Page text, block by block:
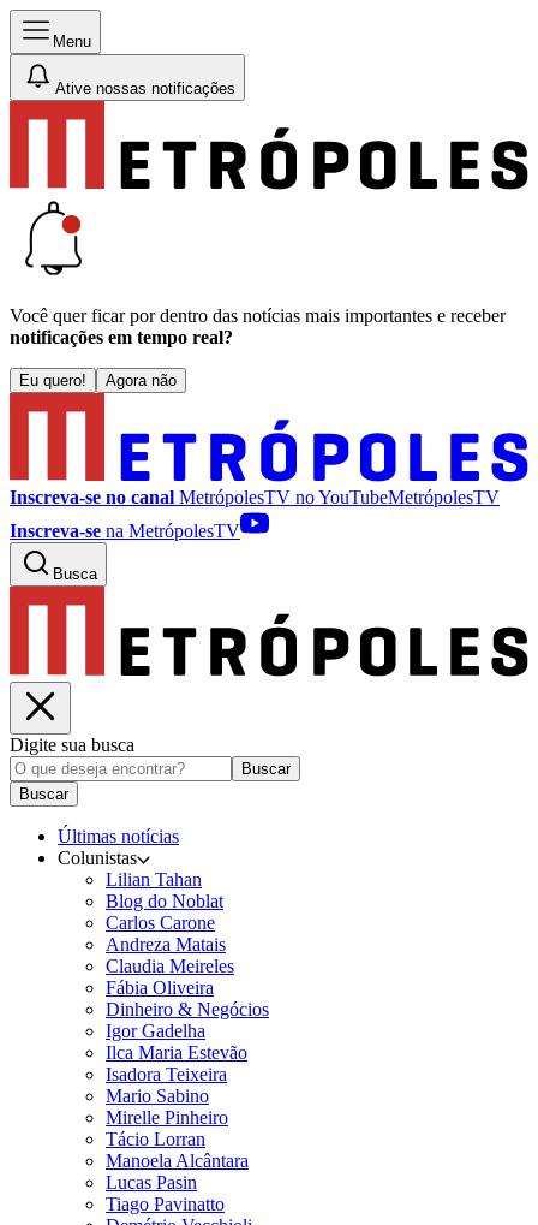
Menu
Ative nossas notificações
Você quer ficar por dentro das notícias mais importantes e receber
notificações em tempo real?
Eu quero! Agora não
Inscreva-se no canal MetrópolesTV noYouTubeMetrópolesTV
Inscreva-se na MetrópolesTV
Busca
Digite sua busca
Buscar
Buscar
Últimas notícias
Colunistas
Lilian Tahan
Blog do Noblat
Carlos Carone
Andreza Matais
Claudia Meireles
Fábia Oliveira
Dinheiro & Negócios
Igor Gadelha
Ilca Maria Estevão
Isadora Teixeira
Mario Sabino
Mirelle Pinheiro
Tácio Lorran
Manoela Alcântara
Lucas Pasin
Tiago Pavinatto